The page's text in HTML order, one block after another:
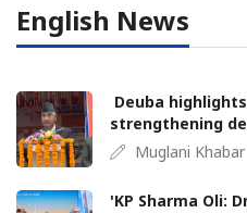
English News
Deuba
strengthening
Muglani Khabar
'KP Sharma Oli: